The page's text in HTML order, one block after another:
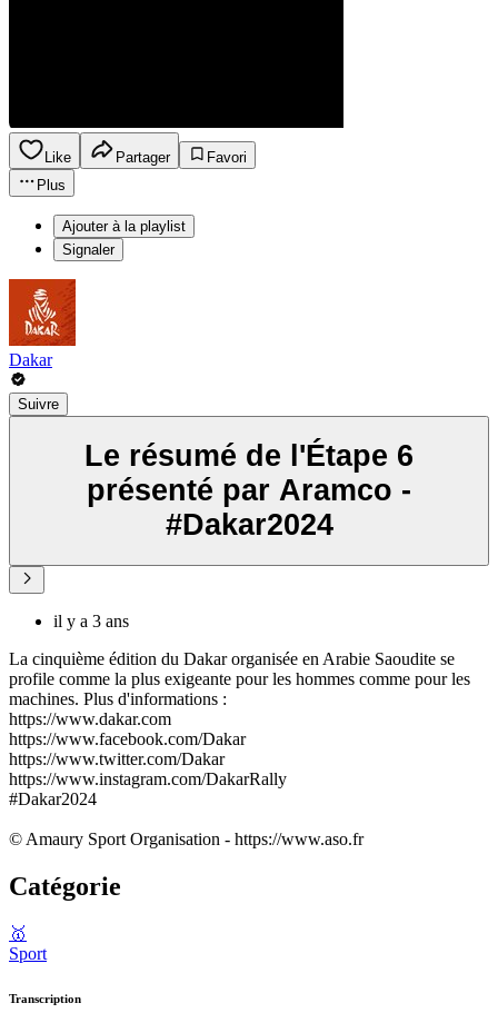
Like Partager
Favori
Plus
Ajouter à la playlist
Signaler
Dakar
Suivre
Le résumé de l'Étape 6
présenté par Aramco -
#Dakar2024
il y a 3 ans
La cinquième édition du Dakar organisée en Arabie Saoudite se
profile comme la plus exigeante pour les hommes comme pour les
machines. Plus d'informations :
https://www.dakar.com
https://www.facebook.com/Dakar
https://www.twitter.com/Dakar
https://www.instagram.com/DakarRally
#Dakar2024
© Amaury Sport Organisation - https://www.aso.fr
Catégorie
🥇
Sport
Transcription